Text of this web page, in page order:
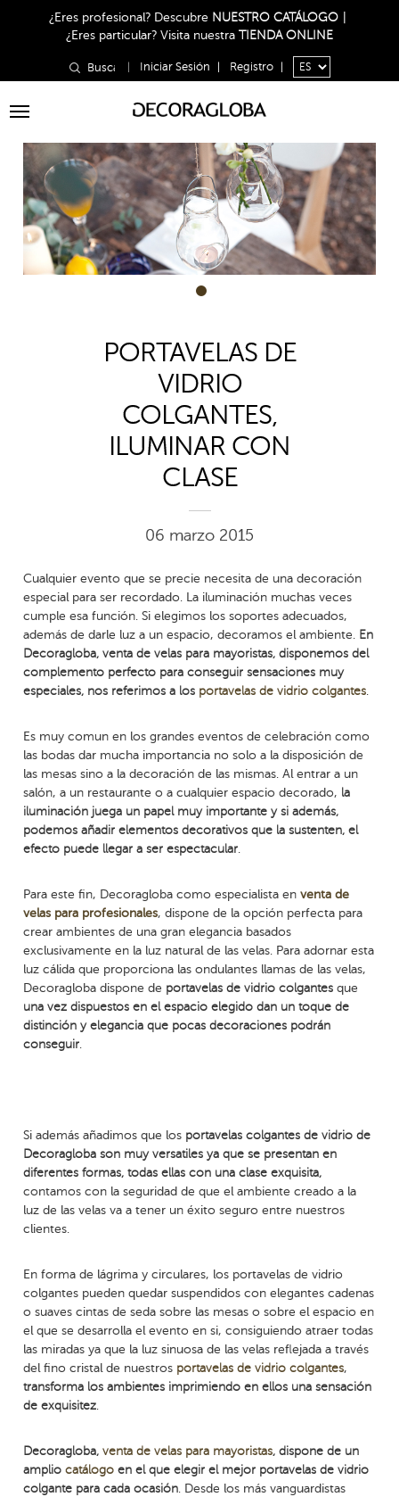
¿Eres profesional? Descubre NUESTRO CATÁLOGO
¿Eres particular? Visita nuestra TIENDA ONLINE
Iniciar Sesión Registro
Toggle
1
PORTAVELAS DE
VIDRIO
COLGANTES,
ILUMINAR CON
CLASE
06 marzo 2015
Cualquier evento que se precie necesita de una decoración
especial para ser recordado. La iluminación muchas veces
cumple esa función. Si elegimos los soportes adecuados,
además de darle luz a un espacio, decoramos el ambiente. En
Decoragloba, venta de velas para mayoristas, disponemos del
complemento perfecto para conseguir sensaciones muy
especiales, nos referimos a los portavelas de vidrio colgantes
Es muy comun en los grandes eventos de celebración como
las bodas dar mucha importancia no solo a la disposición de
las mesas sino a la decoración de las mismas. Al entrar a un
salón, a un restaurante o a cualquier espacio decorado, la
iluminación juega un papel muy importante y si además,
podemos añadir elementos decorativos que la sustenten, el
efecto puede llegar a ser espectacular
Para este fin, Decoragloba como especialista enventa de
velas para profesionales, dispone de la opción perfecta para
crear ambientes de una gran elegancia basados
exclusivamente en la luz natural de las velas. Para adornar esta
luz cálida que proporciona las ondulantes llamas de las velas,
Decoragloba dispone de portavelas de vidrio colgantes que
una vez dispuestos en el espacio elegido dan un toque de
distinción y elegancia que pocas decoraciones podrán
conseguir
Si además añadimos que los portavelas colgantes de vidrio de
Decoragloba son muy versatiles ya que se presentan en
diferentes formas, todas ellas con una clase exquisita,
contamos con la seguridad de que el ambiente creado a la
luz de las velas va a tener un éxito seguro entre nuestros
clientes.
En forma de lágrima y circulares, los portavelas de vidrio
colgantes pueden quedar suspendidos con elegantes cadenas
o suaves cintas de seda sobre las mesas o sobre el espacio en
el que se desarrolla el evento en si, consiguiendo atraer todas
las miradas ya que la luz sinuosa de las velas reflejada a través
del fino cristal de nuestros portavelas de vidrio colgantes,
transforma los ambientes imprimiendo en ellos una sensación
de exquisitez
Decoragloba,venta de velas para mayoristas, dispone de un
ampliocatálogo en el que elegir el mejor portavelas de vidrio
colgante para cada ocasión . Desde los más vanguardistas